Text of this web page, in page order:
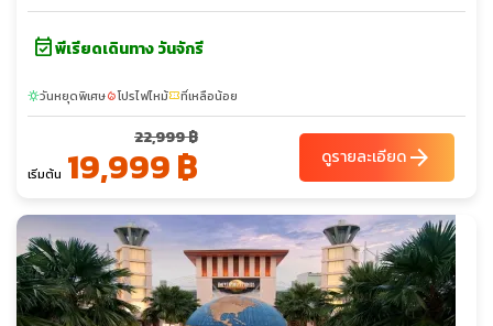
event_availableพีเรียดเดินทาง วันจักรี
sunnyวันหยุดพิเศษlocal_fire_departmentโปรไฟไหม้confirmation_numberที่เหลือน้อย
เริ่มต้น
22,999 ฿
19,999 ฿ ดูรายละเอียดarrow_forward